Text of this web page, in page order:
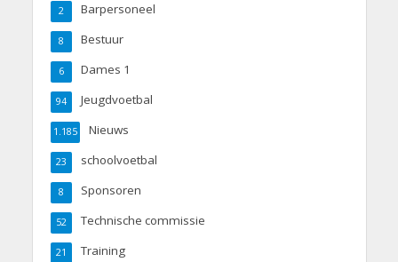
Barpersoneel
2
Bestuur
8
Dames 1
6
Jeugdvoetbal
94
Nieuws
1.185
schoolvoetbal
23
Sponsoren
8
Technische commissie
52
Training
21